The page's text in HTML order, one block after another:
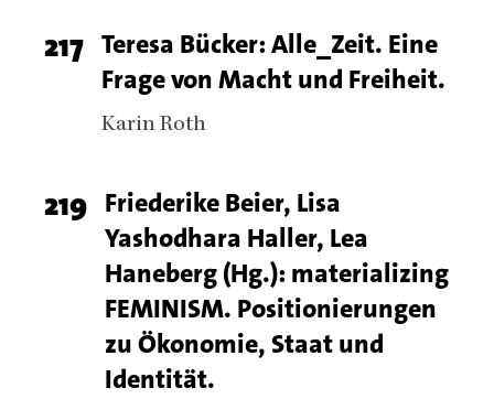
Page
number
217 Titel
Teresa Bücker: Alle_Zeit. Eine
Frage von Macht und Freiheit.
Authors
Karin Roth
Page
number
219 Titel
Friederike Beier, Lisa
Yashodhara Haller, Lea
Haneberg (Hg.): materializing
FEMINISM. Positionierungen
zu Ökonomie, Staat und
Identität.